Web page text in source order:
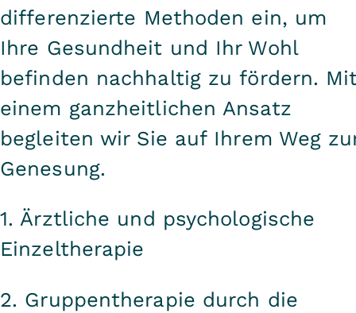
differenzierte Methoden ein, um
Ihre Gesundheit und Ihr Wohl
befinden nachhaltig zu fördern.
einem ganzheitlichen Ansatz
begleiten wir Sie auf Ihrem Weg
Genesung.
1. Ärztliche und psychologische
Einzeltherapie
2. Gruppentherapie durch die